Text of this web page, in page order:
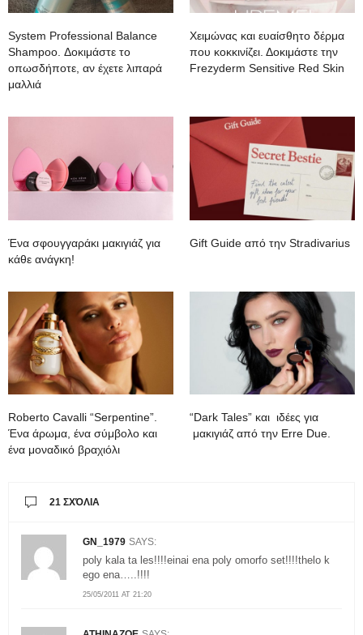
System Professional Balance
Shampoo. Δοκιμάστε το
οπωσδήποτε, αν έχετε λιπαρά
μαλλιά
Χειμώνας και ευαίσθητο δέρμα
που κοκκινίζει. Δοκιμάστε την
Frezyderm Sensitive Red Skin
Ένα σφουγγαράκι μακιγιάζ για
κάθε ανάγκη!
Gift Guide από την Stradivarius
Roberto Cavalli “Serpentine”.
Ένα άρωμα, ένα σύμβολο και
ένα μοναδικό βραχιόλι
“Dark Tales” και ιδέες για
μακιγιάζ από την Erre Due.
21 ΣΧΌΛΙΑ
GN_1979 SAYS:
25/05/2011 AT 21:20
poly kala ta les!!!!einai ena poly omorfo set!!!!thelo k
ego ena…..!!!!